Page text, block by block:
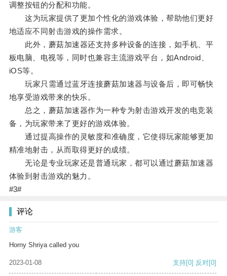
调整按钮的分配和功能。
这为玩家提供了更加个性化的游戏体验，帮助他们更好
地适应不同射击游戏的操作需求。
此外，蘑菇加速器还支持多种设备的连接，如手机、平
板电脑、电视等，同时也兼容主流游戏平台，如Android、
iOS等。
玩家只需通过蓝牙连接蘑菇加速器与设备后，即可畅快
地享受游戏带来的快乐。
总之，蘑菇加速器作为一种专为射击游戏开发的电竞装
备，为玩家带来了更好的游戏体验。
通过提高操作的灵敏度和准确度，它使得玩家能够更加
精准地射击，从而取得更好的成绩。
无论是专业玩家还是普通玩家，都可以通过蘑菇加速器
体验到射击游戏的魅力。
#3#
评论
游客
Horny Shriya called you
2023-01-08 支持[0] 反对[0]